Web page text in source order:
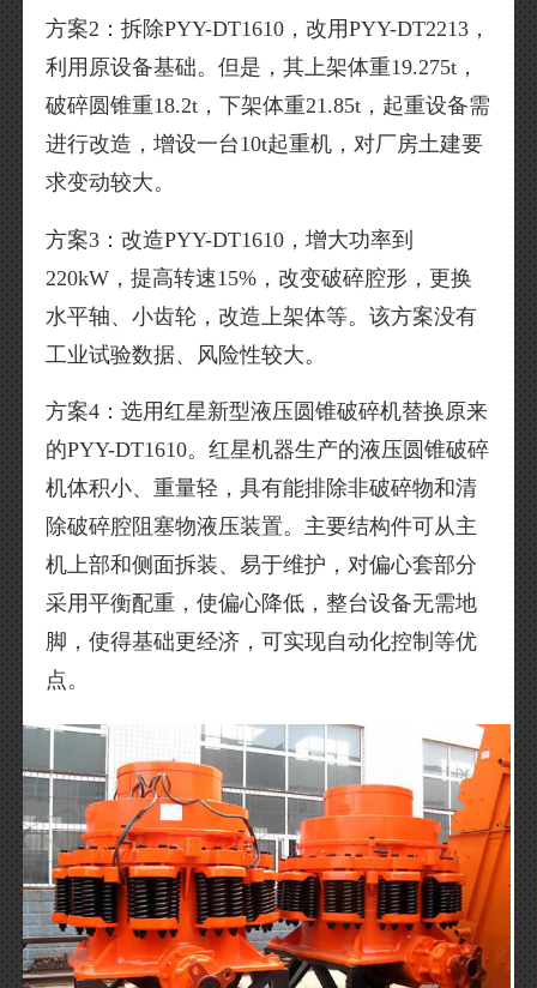
方案2：拆除PYY-DT1610，改用PYY-DT2213，
利用原设备基础。但是，其上架体重19.275t，
破碎圆锥重18.2t，下架体重21.85t，起重设备需
进行改造，增设一台10t起重机，对厂房土建要
求变动较大。
方案3：改造PYY-DT1610，增大功率到
220kW，提高转速15%，改变破碎腔形，更换
水平轴、小齿轮，改造上架体等。该方案没有
工业试验数据、风险性较大。
方案4：选用红星新型液压圆锥破碎机替换原来
的PYY-DT1610。红星机器生产的液压圆锥破碎
机体积小、重量轻，具有能排除非破碎物和清
除破碎腔阻塞物液压装置。主要结构件可从主
机上部和侧面拆装、易于维护，对偏心套部分
采用平衡配重，使偏心降低，整台设备无需地
脚，使得基础更经济，可实现自动化控制等优
点。